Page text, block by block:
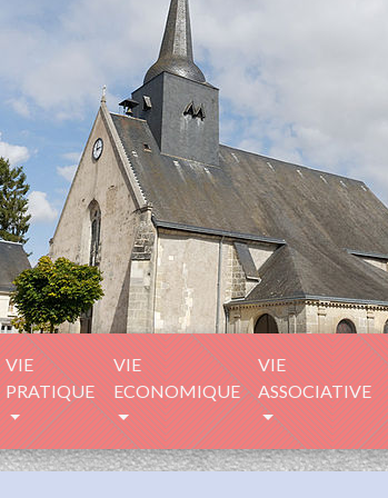
VIE
PRATIQUE
VIE
ECONOMIQUE
VIE
ASSOCIATIVE